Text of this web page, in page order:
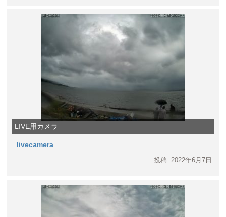
LIVE用カメラ
livecamera
投稿: 2022年6月7日